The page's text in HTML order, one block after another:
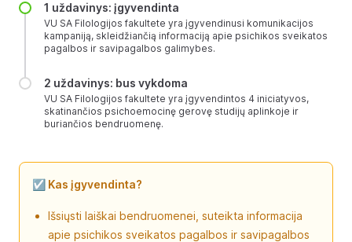
1 uždavinys: įgyvendinta
VU SA Filologijos fakultete yra įgyvendinusi komunikacijos
kampaniją, skleidžiančią informaciją apie psichikos sveikatos
pagalbos ir savipagalbos galimybes.
2 uždavinys: bus vykdoma
VU SA Filologijos fakultete yra įgyvendintos 4 iniciatyvos,
skatinančios psichoemocinę gerovę studijų aplinkoje ir
buriančios bendruomenę.
☑️ Kas įgyvendinta?
Išsiųsti laiškai bendruomenei, suteikta informacija
apie psichikos sveikatos pagalbos ir savipagalbos